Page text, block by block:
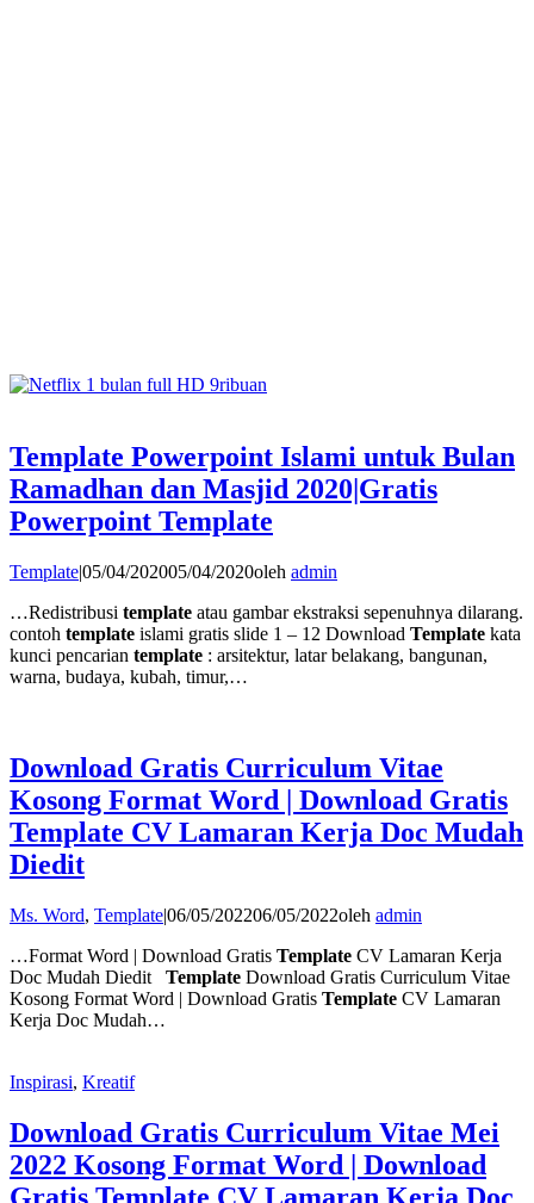
Template Powerpoint Islami untuk Bulan
Ramadhan dan Masjid 2020|Gratis
Powerpoint Template
Template|05/04/202005/04/2020oleh admin
…Redistribusi template atau gambar ekstraksi sepenuhnya dilarang.
contoh template islami gratis slide 1 – 12 Download Template kata
kunci pencarian template : arsitektur, latar belakang, bangunan,
warna, budaya, kubah, timur,…
Download Gratis Curriculum Vitae
Kosong Format Word | Download Gratis
Template CV Lamaran Kerja Doc Mudah
Diedit
Ms. Word, Template|06/05/202206/05/2022oleh admin
…Format Word | Download Gratis Template CV Lamaran Kerja
Doc Mudah Diedit Template Download Gratis Curriculum Vitae
Kosong Format Word | Download Gratis Template CV Lamaran
Kerja Doc Mudah…
Inspirasi, Kreatif
Download Gratis Curriculum Vitae Mei
2022 Kosong Format Word | Download
Gratis Template CV Lamaran Kerja Doc